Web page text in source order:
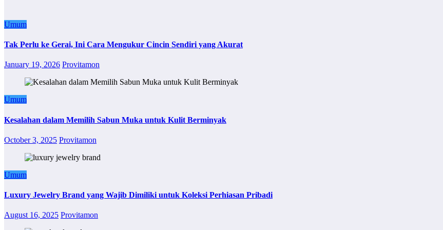
Umum
Tak Perlu ke Gerai, Ini Cara Mengukur Cincin Sendiri yang Akurat
January 19, 2026 Provitamon
Umum
Kesalahan dalam Memilih Sabun Muka untuk Kulit Berminyak
October 3, 2025 Provitamon
Umum
Luxury Jewelry Brand yang Wajib Dimiliki untuk Koleksi Perhiasan Pribadi
August 16, 2025 Provitamon